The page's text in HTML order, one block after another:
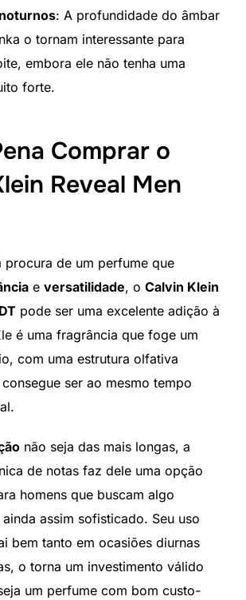
: A profundidade do âmbar
o tornam interessante para
embora ele não tenha uma
forte.
Comprar o
Reveal Men
procura de um perfume que
e versatilidade, o Calvin Klein
pode ser uma excelente adição à
é uma fragrância que foge um
com uma estrutura olfativa
ser ao mesmo tempo
não seja das mais longas, a
de notas faz dele uma opção
homens que buscam algo
assim sofisticado. Seu uso
bem tanto em ocasiões diurnas
o torna um investimento válido
um perfume com bom custo-